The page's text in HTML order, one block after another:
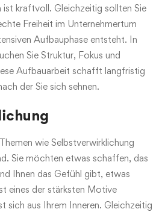
ist kraftvoll. Gleichzeitig sollten Sie
Freiheit im Unternehmertum
Aufbauphase entsteht. In
Sie Struktur, Fokus und
Aufbauarbeit schafft langfristig
der Sie sich sehnen.
wie Selbstverwirklichung
Sie möchten etwas schaffen, das
Ihnen das Gefühl gibt, etwas
eines der stärksten Motive
sich aus Ihrem Inneren. Gleichzeitig